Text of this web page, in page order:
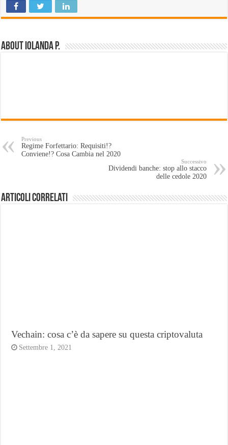
About Iolanda P.
Previous
Regime Forfettario: Requisiti!?
Conviene!? Cosa Cambia nel 2020
Successivo
Dividendi banche: stop allo stacco
delle cedole 2020
Articoli Correlati
Vechain: cosa c’è da sapere su questa criptovaluta
Settembre 1, 2021